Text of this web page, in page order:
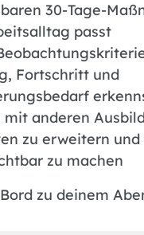
30-Tage-
passt
Fortschritt und
mit anderen
zu erweitern und
zu machen
zu deinem